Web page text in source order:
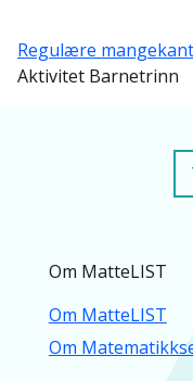
Regulære
Aktivitet Barnetrinn
Om MatteLIST
Om MatteLIST
Om